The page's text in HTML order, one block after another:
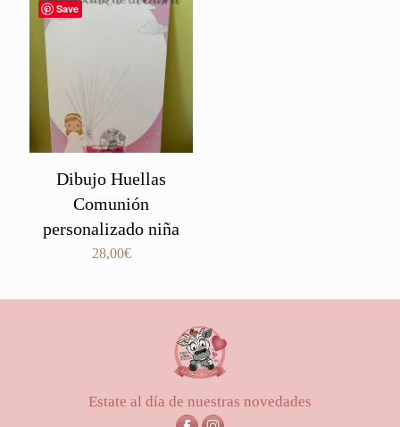
Save
Dibujo Huellas
Comunión
personalizado niña
28,00€
Estate al día de nuestras novedades